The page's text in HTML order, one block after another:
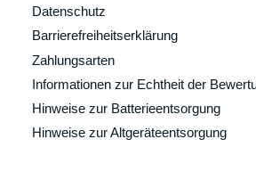
Datenschutz
Barrierefreiheitserklärung
Zahlungsarten
Informationen zur Echtheit der
Hinweise zur Batterieentsorgung
Hinweise zur Altgeräteentsorgung